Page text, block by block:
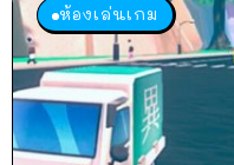
ห้องเล่นเกม